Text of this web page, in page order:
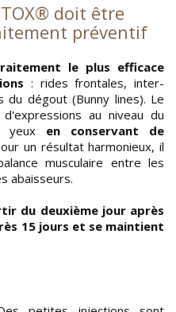
doit être
préventif
le plus efficace
: rides frontales, inter-
dégout (Bunny lines). Le
au niveau du
yeux en conservant de
un résultat harmonieux, il
musculaire entre les
abaisseurs.
du deuxième jour après
15 jours et se maintient